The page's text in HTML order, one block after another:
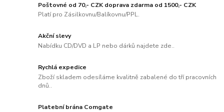
Poštovné od 70,- CZK doprava zdarma od 1500,- CZK
Platí pro Zásilkovnu/Balíkovnu/PPL.
Akční slevy
Nabídku CD/DVD a LP nebo dárků najdete zde..
Rychlá expedice
Zboží skladem odesíláme kvalitně zabalené do tří pracovních
dnů..
Platební brána Comgate